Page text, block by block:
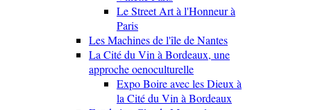
Le Street Art à l'Honneur à
Paris
Les Machines de l'île de Nantes
La Cité du Vin à Bordeaux, une
approche oenoculturelle
Expo Boire avec les Dieux à
la Cité du Vin à Bordeaux